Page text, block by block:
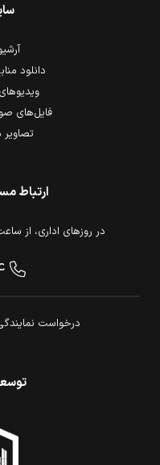
ارتباط
در روزهای اداری، از ساعت 8 الی 17 پاسخگوی شما
درخواست
دانلود
فایل‌های
تصاویر